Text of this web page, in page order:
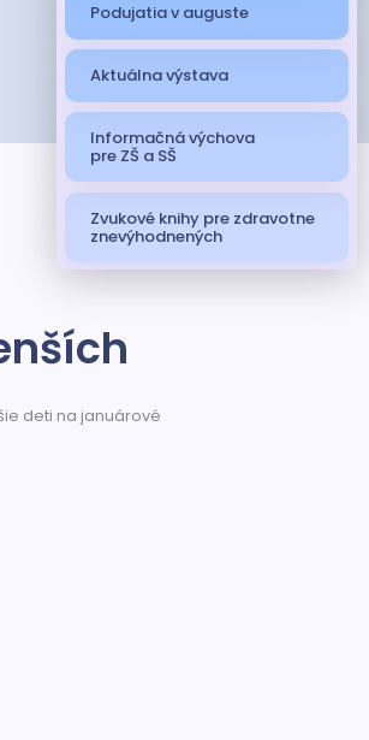
deti na januárové
Podujatia v auguste
Aktuálna výstava
Informačná výchova
pre ZŠ a SŠ
Zvukové knihy pre zdravotne
znevýhodnených